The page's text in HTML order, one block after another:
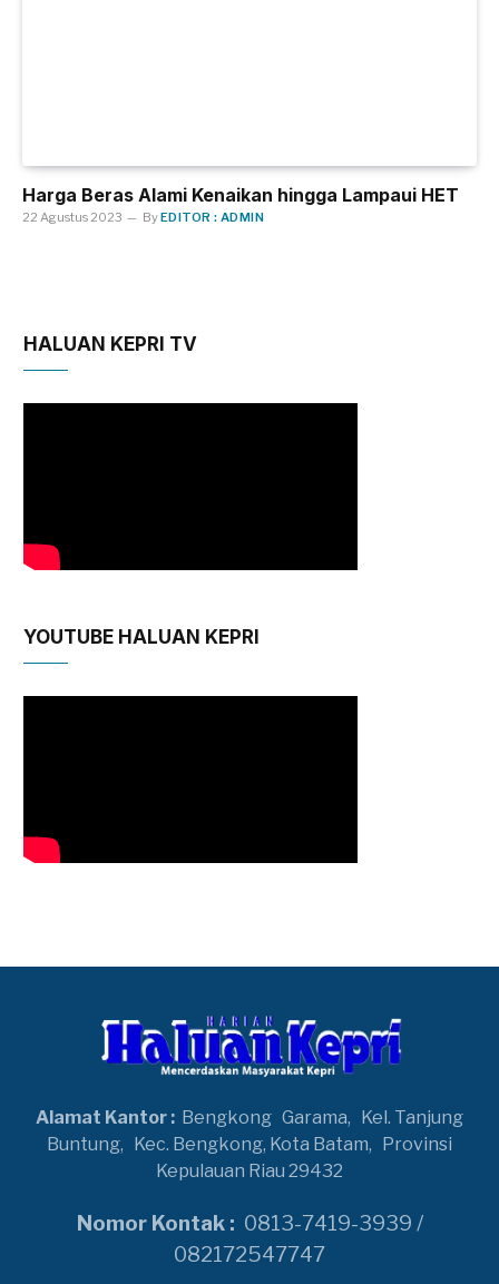
Harga Beras Alami Kenaikan hingga Lampaui HET
22 Agustus 2023 ByEDITOR : ADMIN
HALUAN KEPRI TV
YOUTUBE HALUAN KEPRI
Alamat Kantor : Bengkong Garama, Kel. Tanjung
Buntung, Kec. Bengkong, Kota Batam, Provinsi
Kepulauan Riau 29432
Nomor Kontak : 0813-7419-3939 /
082172547747